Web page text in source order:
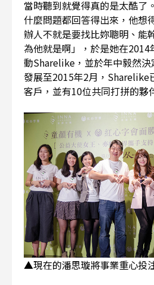
當時聽到就覺得真的是太酷了
什麼問題都回答得出來，他想
辦人不就是要找比妳聰明、能
為他就是啊」，於是她在
動Sharelike，並於年中毅然決
發展至2015年2月，Sharelike
客戶，並有10位共同打拼的夥
▲現在的潘思璇將事業重心投